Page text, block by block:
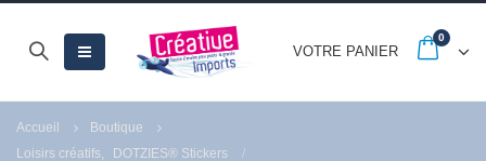
VOTRE PANIER
0
Accueil
Boutique
Loisirs créatifs
DOTZIES® Stickers